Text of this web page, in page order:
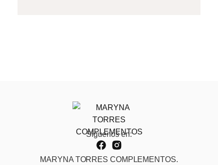
Síguenos en:
MARYNA TORRES COMPLEMENTOS.